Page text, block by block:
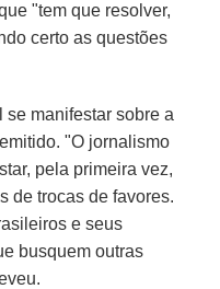
"tem que resolver,
certo as questões
se manifestar sobre a
"O jornalismo
pela primeira vez,
de trocas de favores.
e seus
busquem outras